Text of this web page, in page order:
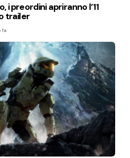
i preordini apriranno l’11
trailer
fa